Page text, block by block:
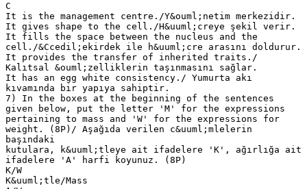
C
It is the management centre./Y&ouml;netim merkezidir.
It gives shape to the cell./H&uuml;creye şekil verir.
It fills the space between the nucleus and the
cell./&Ccedil;ekirdek ile h&uuml;cre arasını doldurur.
It provides the transfer of inherited traits./
Kalıtsal &ouml;zelliklerin taşınmasını sağlar.
It has an egg white consistency./ Yumurta akı
kıvamında bir yapıya sahiptir.
7) In the boxes at the beginning of the sentences
given below, put the letter 'M' for the expressions
pertaining to mass and 'W' for the expressions for
weight. (8P)/ Aşağıda verilen c&uuml;mlelerin
başındaki
kutulara, k&uuml;tleye ait ifadelere 'K', ağırlığa ait
ifadelere 'A' harfi koyunuz. (8P)
K/W
K&uuml;tle/Mass